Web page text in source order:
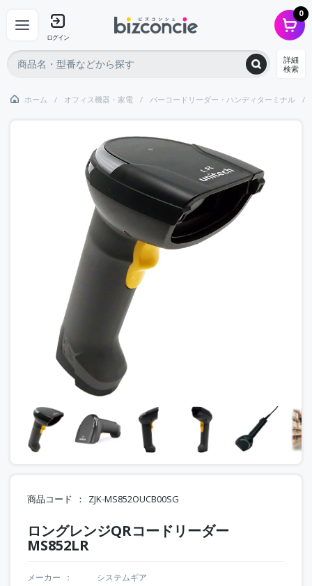
ログイン
0
詳細
検索
ホーム オフィス機器・家電 バーコードリーダー・ハンディターミナル
商品コード ZJK-MS852OUCB00SG
ロングレンジQRコードリーダー
MS852LR
メーカー
システムギア